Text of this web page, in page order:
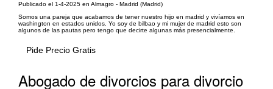
Publicado el 1-4-2025 en Almagro - Madrid (Madrid)
Somos una pareja que acabamos de tener nuestro hijo en madrid y vivíamos en
washington en estados unidos. Yo soy de bilbao y mi mujer de madrid esto son
algunos de las pautas pero tengo que decirte algunas más presencialmente.
Pide Precio Gratis
Abogado de divorcios para divorcio